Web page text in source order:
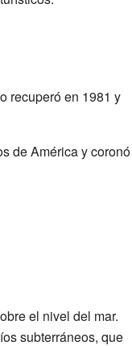
recuperó en 1981 y
de América y coronó
el nivel del mar.
subterráneos, que